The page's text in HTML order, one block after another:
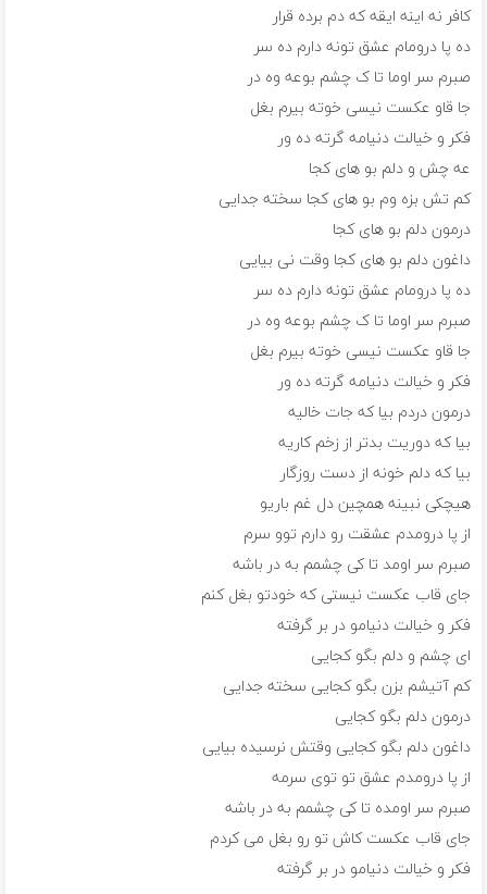
کافر نه اینه ایقه که دم برده قرار
ده پا درومام عشق تونه دارم ده سر
صبرم سر اوما تا ک چشم بوعه وه در
جا قاو عکست نیسی خوته بیرم بغل
فکر و خیالت دنیامه گرته ده ور
عه چش و دلم بو های کجا
کم تش بزه وم بو های کجا سخته جدایی
درمون دلم بو های کجا
داغون دلم بو های کجا وقت نی بیایی
ده پا درومام عشق تونه دارم ده سر
صبرم سر اوما تا ک چشم بوعه وه در
جا قاو عکست نیسی خوته بیرم بغل
فکر و خیالت دنیامه گرته ده ور
درمون دردم بیا که جات خالیه
بیا که دوریت بدتر از زخم کاریه
بیا که دلم خونه از دست روزگار
هیچکی نبینه همچین دل غم باریو
از پا درومدم عشقت رو دارم توو سرم
صبرم سر اومد تا کی چشمم به در باشه
جای قاب عکست نیستی که خودتو بغل کنم
فکر و خیالت دنیامو در بر گرفته
ای چشم و دلم بگو کجایی
کم آتیشم بزن بگو کجایی سخته جدایی
درمون دلم بگو کجایی
داغون دلم بگو کجایی وقتش نرسیده بیایی
از پا درومدم عشق تو توی سرمه
صبرم سر اومده تا کی چشمم به در باشه
جای قاب عکست کاش تو رو بغل می کردم
فکر و خیالت دنیامو در بر گرفته